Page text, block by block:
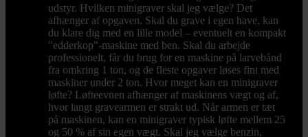
udstyr. Hvilken minigraver skal jeg vælge? Det
afhænger af opgaven. Skal du grave i egen have, kan
du klare dig med en lille model – eventuelt en kompakt
"edderkop"-maskine med ben. Skal du arbejde
professionelt, får du brug for en maskine på larvebånd
fra omkring 1 ton, og de fleste opgaver løses fint med
maskiner under 2 ton. Hvor meget kan en minigraver
løfte? Løfteevnen afhænger af maskinens vægt og af,
hvor langt gravearmen er strakt ud. Når armen er tæt
på maskinen, kan en minigraver typisk løfte mellem 25
og 50 % af sin egen vægt. Skal jeg vælge benzin,